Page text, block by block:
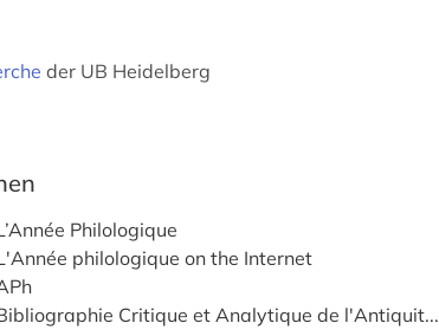
der UB Heidelberg
Philologique
philologique on the Internet
Critique et Analytique de l'Antiquit...